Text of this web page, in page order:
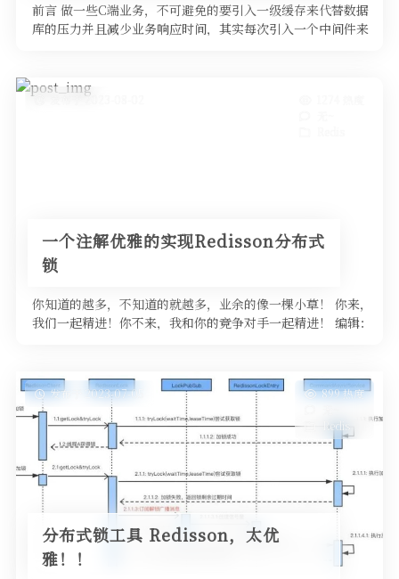
前言 做一些C端业务，不可避免的要引入一级缓存来代替数据
库的压力并且减少业务响应时间，其实每次引入一个中间件来
发布于 2023-08-02
一个注解优雅的实现Redisson分布式
锁
你知道的越多，不知道的就越多，业余的像一棵小草！ 你来，
我们一起精进！你不来，我和你的竞争对手一起精进！ 编辑：
发布于 2023-07-05
899 热度
Redis
分布式锁工具 Redisson，太优
雅！！